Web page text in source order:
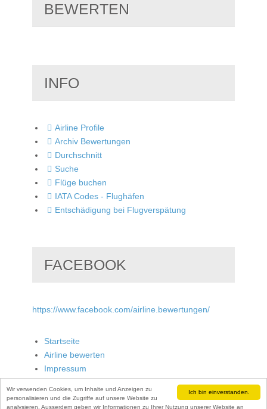
Ich bin einverstanden.
Wir verwenden Cookies, um Inhalte und Anzeigen zu
personalisieren und die Zugriffe auf unsere Website zu
analysieren. Ausserdem geben wir Informationen zu Ihrer Nutzung unserer Website an
BEWERTEN
INFO
Airline Profile
Archiv Bewertungen
Durchschnitt
Suche
Flüge buchen
IATA Codes - Flughäfen
Entschädigung bei Flugverspätung
FACEBOOK
https://www.facebook.com/airline.bewertungen/
Startseite
Airline bewerten
Impressum